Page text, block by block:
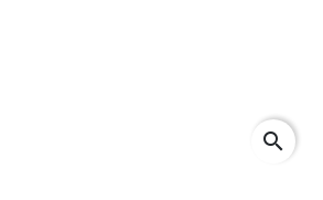
search